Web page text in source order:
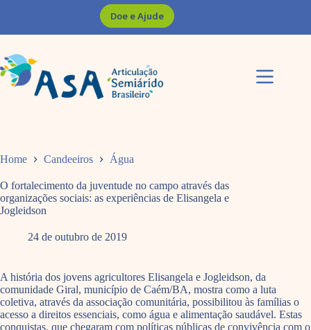
Doe e Ajude
Home Candeeiros Água
O fortalecimento da juventude no campo através das
organizações sociais: as experiências de Elisangela e
Jogleidson
24 de outubro de 2019
A história dos jovens agricultores Elisangela e Jogleidson, da
comunidade Giral, município de Caém/BA, mostra como a luta
coletiva, através da associação comunitária, possibilitou às famílias o
acesso a direitos essenciais, como água e alimentação saudável. Estas
conquistas, que chegaram com políticas públicas de convivência com o